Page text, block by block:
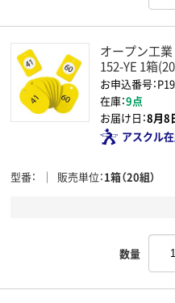
オープン工
152-YE 1箱
お申込番号：
在庫：9点
お届け日：8月8
アスクル
型番 販売単位 1箱（20組）
数量